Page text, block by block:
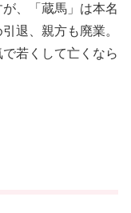
、「蔵馬」は本名
退、親方も廃業。
若くして亡くなら